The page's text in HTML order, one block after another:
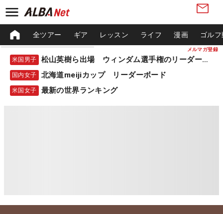
メルマガ登録
全ツアー ギア レッスン ライフ 漫画 ゴル
米国男子 松山英樹ら出場 ウィンダム選手権のリーダーボード
国内女子 北海道meijiカップ リーダーボード
米国女子 最新の世界ランキング